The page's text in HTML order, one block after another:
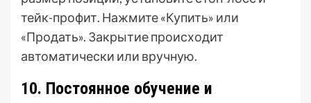
тейк-профит. Нажмите «Купить» или
«Продать». Закрытие происходит
автоматически или вручную.
10. Постоянное обучение и